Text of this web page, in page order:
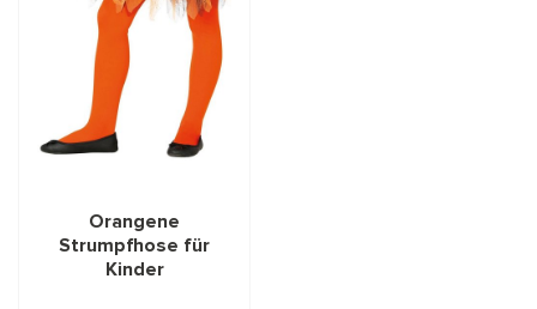
Orangene
Strumpfhose für
Kinder